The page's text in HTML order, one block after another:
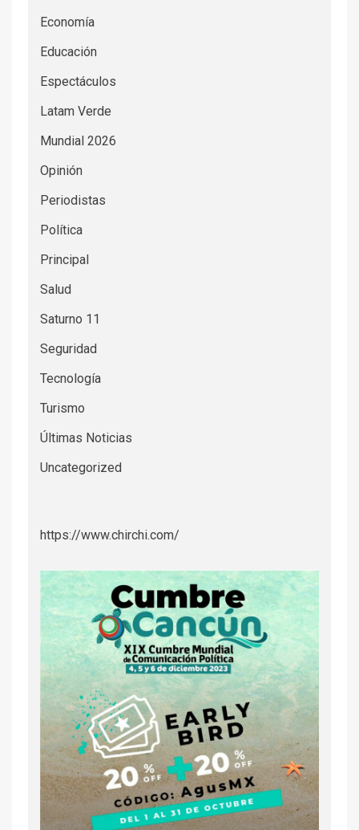
Economía
Educación
Espectáculos
Latam Verde
Mundial 2026
Opinión
Periodistas
Política
Principal
Salud
Saturno 11
Seguridad
Tecnología
Turismo
Últimas Noticias
Uncategorized
https://www.chirchi.com/